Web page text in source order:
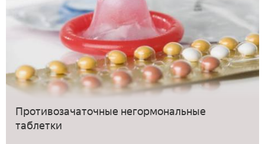
Противозачаточные негормональные
таблетки